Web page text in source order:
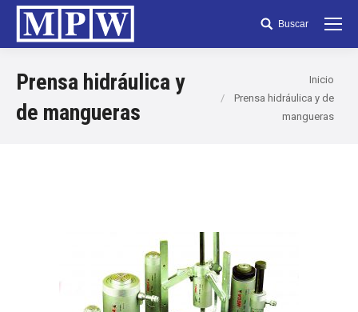
Search:Buscar
Prensa hidráulica y
de mangueras
Inicio
Prensa hidráulica y de
mangueras